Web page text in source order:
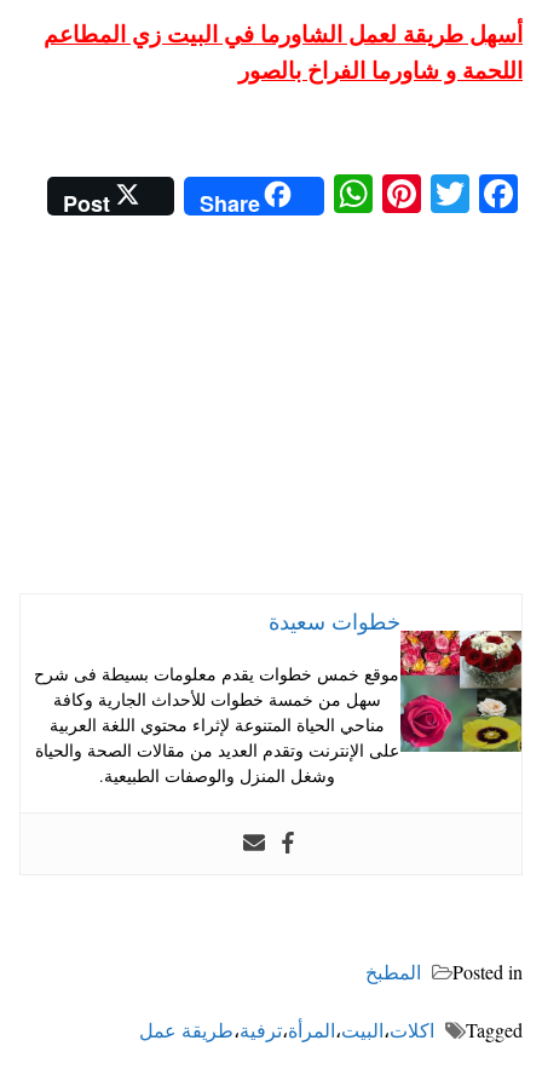
أسهل طريقة لعمل الشاورما في البيت زي المطاعم
اللحمة و شاورما الفراخ بالصور
Fa
T
Pi
W
ha
Share
Post
خطوات سعيدة
موقع خمس خطوات يقدم معلومات بسيطة فى شرح
سهل من خمسة خطوات للأحداث الجارية وكافة
مناحي الحياة المتنوعة لإثراء محتوي اللغة العربية
على الإنترنت وتقدم العديد من مقالات الصحة والحياة
وشغل المنزل والوصفات الطبيعية.
Posted in المطبخ
Tagged اكلات،البيت،المرأة،ترفية،طريقة عمل